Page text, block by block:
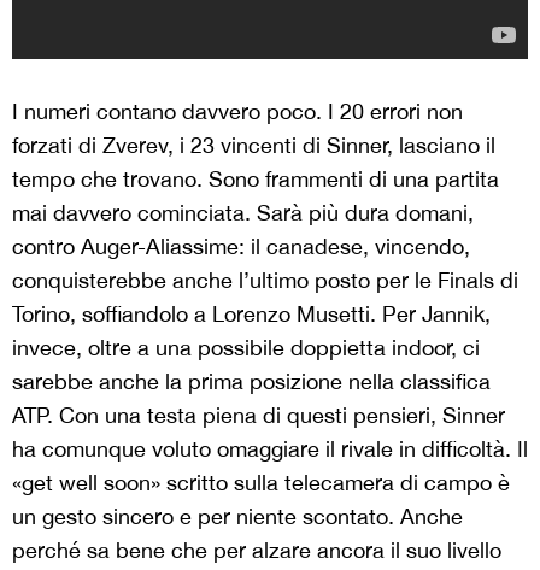
I numeri contano davvero poco. I 20 errori non
forzati di Zverev, i 23 vincenti di Sinner, lasciano il
tempo che trovano. Sono frammenti di una partita
mai davvero cominciata. Sarà più dura domani,
contro Auger-Aliassime: il canadese, vincendo,
conquisterebbe anche l’ultimo posto per le Finals di
Torino, soffiandolo a Lorenzo Musetti. Per Jannik,
invece, oltre a una possibile doppietta indoor, ci
sarebbe anche la prima posizione nella classifica
ATP. Con una testa piena di questi pensieri, Sinner
ha comunque voluto omaggiare il rivale in difficoltà. Il
«get well soon» scritto sulla telecamera di campo è
un gesto sincero e per niente scontato. Anche
perché sa bene che per alzare ancora il suo livello